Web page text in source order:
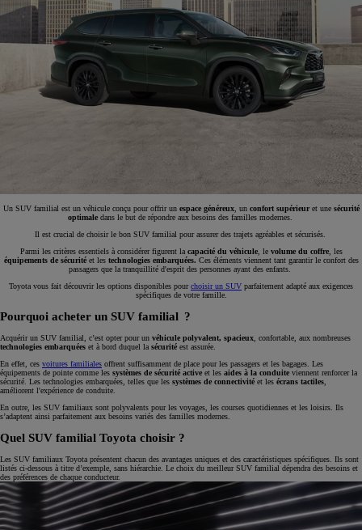
Un SUV familial est un véhicule conçu pour offrir un espace généreux, un confort supérieuret une sécurité
optimaledans le but de répondre aux besoins des familles modernes.
Il est crucial de choisir le bon SUV familial pour assurer des trajets agréables et sécurisés.
Parmi les critères essentiels à considérer figurent la capacité du véhicule, le volume du coffre, les
équipements de sécuritéet lestechnologies embarquées. Ces éléments viennent tant garantir le confort des
passagers que la tranquillité d'esprit des personnes ayant des enfants.
Toyota vous fait découvrir les options disponibles pourchoisir un SUV parfaitement adapté aux exigences
spécifiques de votre famille.
Pourquoi acheter un SUV familial ?
Acquérir un SUV familial, c’est opter pour un véhicule polyvalent, spacieux, confortable, aux nombreuses
technologies embarquées et à bord duquel la sécurité est assurée.
En effet, ces voitures familiales offrent suffisamment de place pour les passagers et les bagages. Les
équipements de pointe comme les systèmes de sécurité active et les aides à la conduite viennent renforcer la
sécurité. Les technologies embarquées, telles que les systèmes de connectivité et les écrans tactiles,
améliorent l'expérience de conduite.
En outre, les SUV familiaux sont polyvalents pour les voyages, les courses quotidiennes et les loisirs. Ils
s’adaptent ainsi parfaitement aux besoins variés des familles modernes.
Quel SUV familial Toyota choisir ?
Les SUV familiaux Toyota présentent chacun des avantages uniques et des caractéristiques spécifiques. Ils sont
listés ci-dessous à titre d’exemple, sans hiérarchie. Le choix du meilleur SUV familial dépendra des besoins et
des préférences de chaque conducteur.